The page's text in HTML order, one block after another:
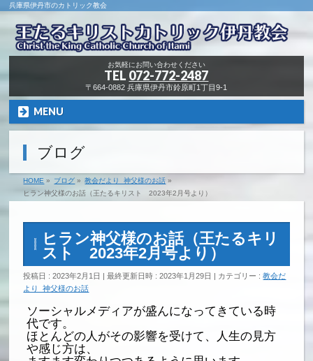
兵庫県伊丹市のカトリック教会
お気軽にお問い合わせください
TEL 072-772-2487
〒664-0882 兵庫県伊丹市鈴原町1丁目9-1
MENU
ブログ
HOME » ブログ » 教会だより_神父様のお話 »
ヒラン神父様のお話（王たるキリスト 2023年2月号より）
ヒラン神父様のお話（王たるキリ
スト 2023年2月号より）
投稿日 : 2023年2月1日 最終更新日時 : 2023年1月29日 カテゴリー :教会だ
より_神父様のお話
ソーシャルメディアが盛んになってきている時
代です。
ほとんどの人がその影響を受けて、人生の見方
や感じ方は、